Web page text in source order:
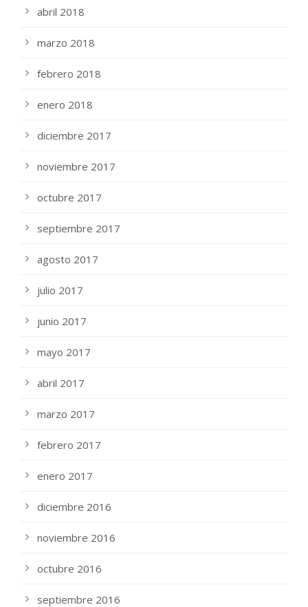
abril 2018
marzo 2018
febrero 2018
enero 2018
diciembre 2017
noviembre 2017
octubre 2017
septiembre 2017
agosto 2017
julio 2017
junio 2017
mayo 2017
abril 2017
marzo 2017
febrero 2017
enero 2017
diciembre 2016
noviembre 2016
octubre 2016
septiembre 2016